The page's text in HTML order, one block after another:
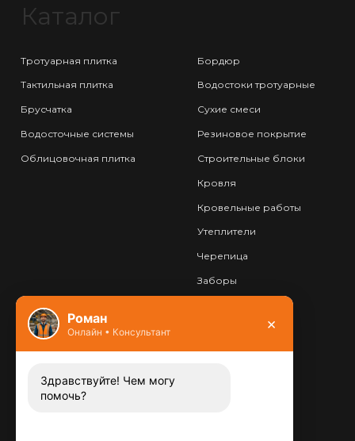
Каталог
Тротуарная плитка
Тактильная плитка
Брусчатка
Водосточные системы
Облицовочная плитка
Бордюр
Водостоки тротуарные
Сухие смеси
Резиновое покрытие
Строительные блоки
Кровля
Кровельные работы
Утеплители
Черепица
Заборы
Контакты
Заказать звонок
Роман
Онлайн • Консультант ×
Здравствуйте! Чем могу
помочь?